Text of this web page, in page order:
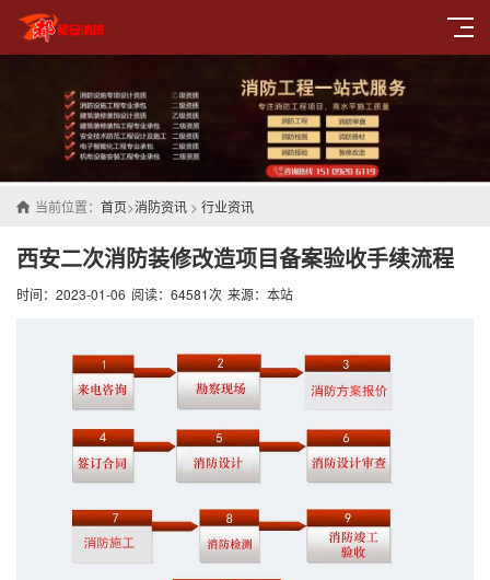
当前位置： 首页>消防资讯 > 行业资讯
西安二次消防装修改造项目备案验收手续流程
时间：2023-01-06 阅读：64581次 来源：本站